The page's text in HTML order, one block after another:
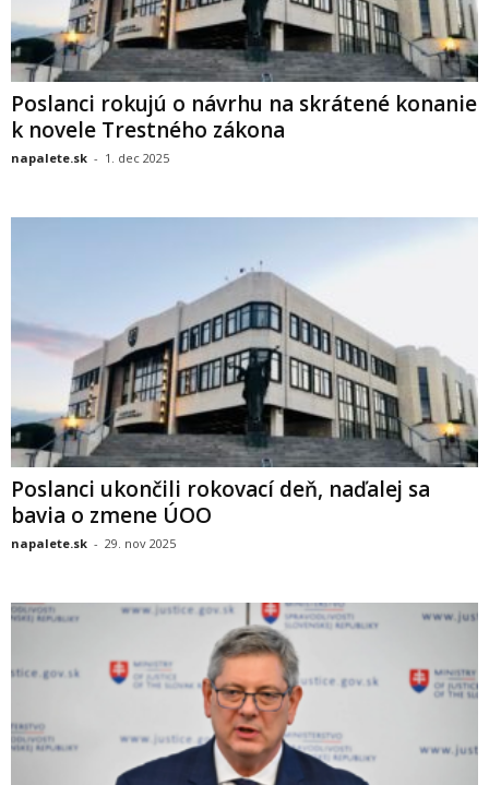
Poslanci rokujú o návrhu na skrátené konanie
k novele Trestného zákona
napalete.sk - 1. dec 2025
Poslanci ukončili rokovací deň, naďalej sa
bavia o zmene ÚOO
napalete.sk - 29. nov 2025